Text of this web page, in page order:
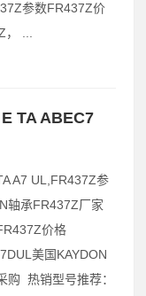
参数FR437Z价
...
TA ABEC7
A7 UL,FR437Z参
轴承FR437Z厂家
价格
美国KAYDON
热销型号推荐：